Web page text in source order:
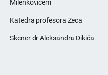
Milenkovićem
Katedra profesora Zeca
Skener dr Aleksandra Dikića